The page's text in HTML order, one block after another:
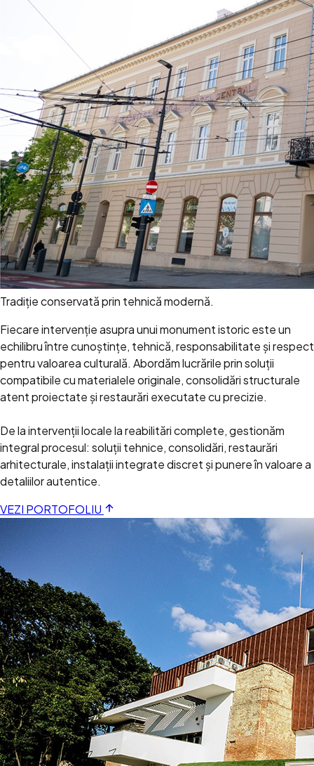
Tradiție conservată prin tehnică modernă.
Fiecare intervenție asupra unui monument istoric este un
echilibru între cunoștințe, tehnică, responsabilitate și respect
pentru valoarea culturală. Abordăm lucrările prin soluții
compatibile cu materialele originale, consolidări structurale
atent proiectate și restaurări executate cu precizie.
De la intervenții locale la reabilitări complete, gestionăm
integral procesul: soluții tehnice, consolidări, restaurări
arhitecturale, instalații integrate discret și punere în valoare a
detaliilor autentice.
VEZI PORTOFOLIU